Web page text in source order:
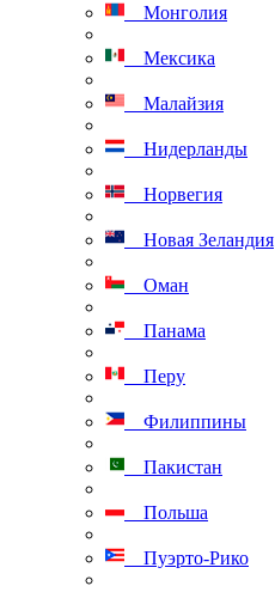
Монголия
Мексика
Малайзия
Нидерланды
Норвегия
Новая Зеландия
Оман
Панама
Перу
Филиппины
Пакистан
Польша
Пуэрто-Рико